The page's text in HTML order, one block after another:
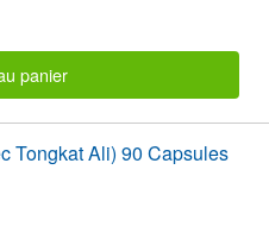
panier
Tongkat Ali) 90 Capsules